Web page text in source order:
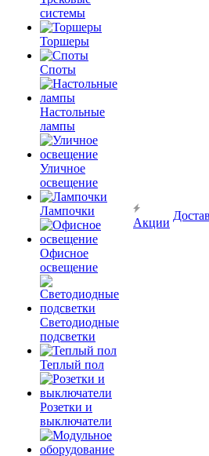
системы
Торшеры
Споты
Настольные
лампы
Уличное
освещение
Лампочки
Офисное
освещение
Светодиодные
подсветки
Теплый пол
Розетки и
выключатели
Акции